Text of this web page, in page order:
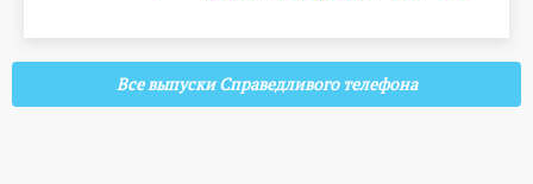
Все выпуски Справедливого телефона